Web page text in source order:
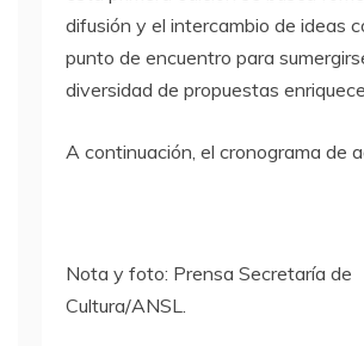
difusión y el intercambio de ideas
punto de encuentro para
diversidad de propuestas
A continuación, el cronograma de
Nota y foto: Prensa Secretaría de
Cultura/ANSL.